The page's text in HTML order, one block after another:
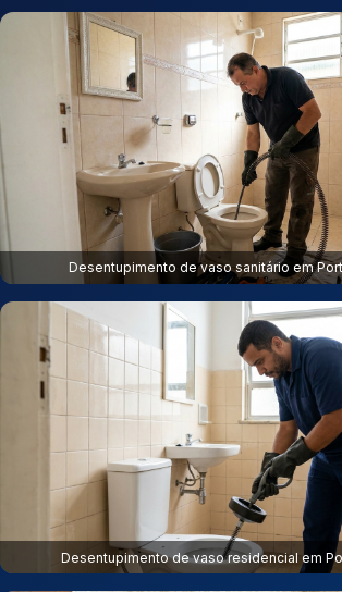
Desentupimento de vaso sanitário em
Desentupimento de vaso residencial em